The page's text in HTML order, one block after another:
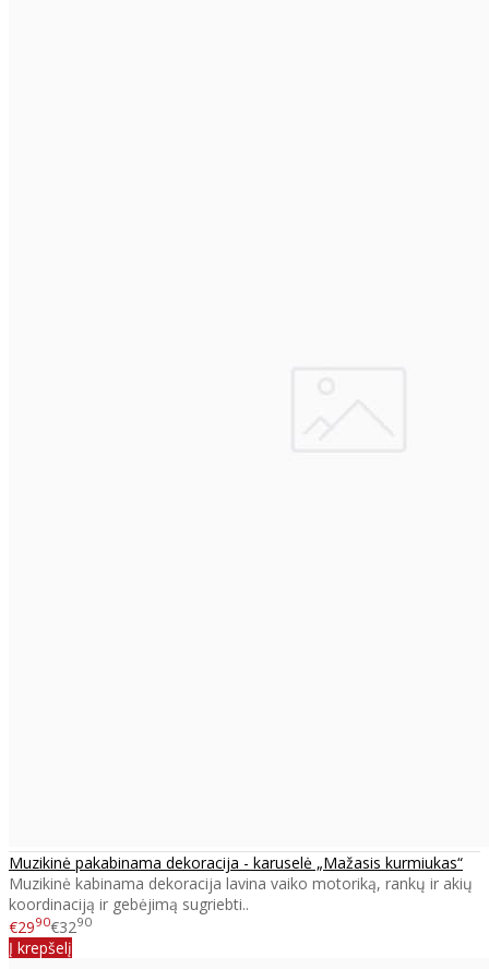
Muzikinė pakabinama dekoracija - karuselė „Mažasis kurmiukas“
Muzikinė kabinama dekoracija lavina vaiko motoriką, rankų ir akių
koordinaciją ir gebėjimą sugriebti..
€2990€3290
Į krepšelį